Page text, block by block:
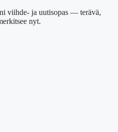
viihde- ja uutisopas — terävä,
nyt.